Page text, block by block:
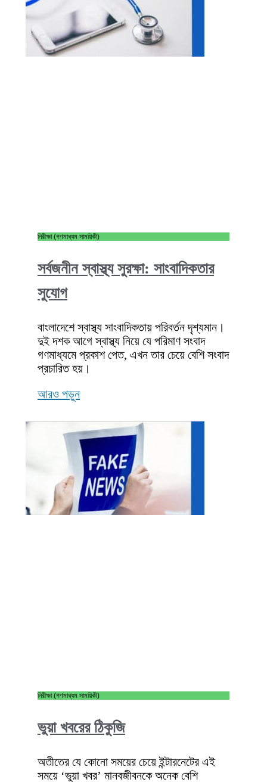
নিরীক্ষা (গণমাধ্যম সাময়িকী)
সর্বজনীন স্বাস্থ্য সুরক্ষা: সাংবাদিকতার
সুযোগ
বাংলাদেশে স্বাস্থ্য সাংবাদিকতায় পরিবর্তন দৃশ্যমান।
দুই দশক আগে স্বাস্থ্য নিয়ে যে পরিমাণ সংবাদ
গণমাধ্যমে প্রকাশ পেত, এখন তার চেয়ে বেশি সংবাদ
প্রচারিত হয়।
আরও পড়ুন
নিরীক্ষা (গণমাধ্যম সাময়িকী)
ভুয়া খবরের ঠিকুজি
অতীতের যে কোনো সময়ের চেয়ে ইন্টারনেটের এই
সময়ে ‘ভুয়া খবর’ মানবজীবনকে অনেক বেশি